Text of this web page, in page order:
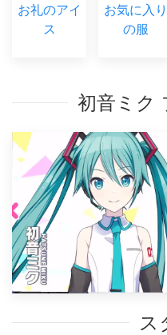
お礼のアイ
ス
お気に入り
の服
初音ミク
ス